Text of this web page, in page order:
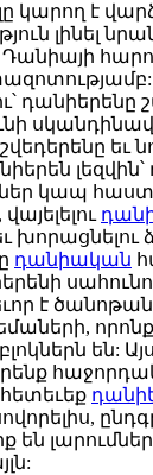
կարող է
լինել
դանիերենը
եւ
լեզվին՝
կապ
խորացնելու
դանիական
է
որոնք
են: Այս
են